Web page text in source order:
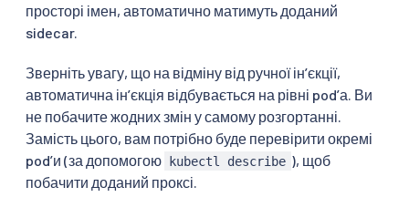
просторі імен, автоматично матимуть доданий
sidecar.
Зверніть увагу, що на відміну від ручної інʼєкції,
автоматична інʼєкція відбувається на рівні podʼа. Ви
не побачите жодних змін у самому розгортанні.
Замість цього, вам потрібно буде перевірити окремі
podʼи (за допомогою kubectl describe ), щоб
побачити доданий проксі.